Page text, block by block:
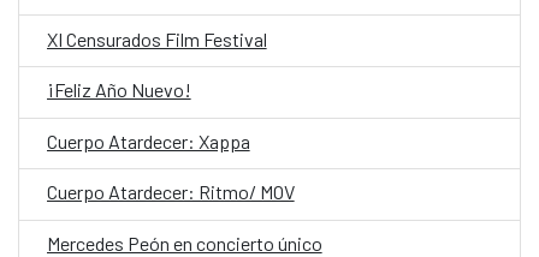
XI Censurados Film Festival
¡Feliz Año Nuevo!
Cuerpo Atardecer: Xappa
Cuerpo Atardecer: Ritmo/ MOV
Mercedes Peón en concierto único